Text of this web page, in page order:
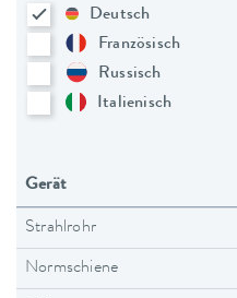
Deutsch
Französisch
Russisch
Italienisch
Gerät
Strahlrohr
Normschiene